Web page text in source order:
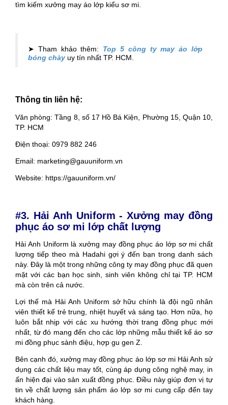
tìm kiếm xưởng may áo lớp kiểu sơ mi.
➤ Tham khảo thêm: Top 5 công ty may áo lớp
bóng chày uy tín nhất TP. HCM.
Thông tin liên hệ:
Văn phòng: Tầng 8, số 17 Hồ Bá Kiện, Phường 15, Quận 10,
TP. HCM
Điện thoại: 0979 882 246
Email: marketing@gauuniform.vn
Website: https://gauuniform.vn/
#3. Hải Anh Uniform - Xưởng may đồng
phục áo sơ mi lớp chất lượng
Hải Anh Uniform là xưởng may đồng phục áo lớp sơ mi chất
lượng tiếp theo mà Hadahi gợi ý đến bạn trong danh sách
này. Đây là một trong những công ty may đồng phục đã quen
mặt với các bạn học sinh, sinh viên không chỉ tại TP. HCM
mà còn trên cả nước.
Lợi thế mà Hải Anh Uniform sở hữu chính là đội ngũ nhân
viên thiết kế trẻ trung, nhiệt huyết và sáng tạo. Hơn nữa, họ
luôn bắt nhịp với các xu hướng thời trang đồng phục mới
nhất, từ đó mang đến cho các lớp những mẫu thiết kế áo sơ
mi đồng phục sành điệu, hợp gu gen Z.
Bên cạnh đó, xưởng may đồng phục áo lớp sơ mi Hải Anh sử
dụng các chất liệu may tốt, cùng áp dụng công nghệ may, in
ấn hiện đại vào sản xuất đồng phục. Điều này giúp đơn vị tự
tin về chất lượng sản phẩm áo lớp sơ mi cung cấp đến tay
khách hàng.